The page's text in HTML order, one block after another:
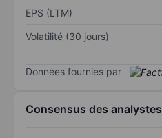
EPS (LTM)
Volatilité (30 jours)
Données fournies par
Consensus des analystes